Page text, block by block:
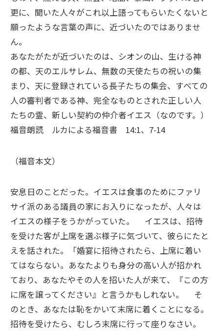
更に、聞いた人々がこれ以上語ってもらいたくないと
願ったような言葉の声に、近づいたのではありませ
ん。
あなたがたが近づいたのは、シオンの山、生ける神
の都、天のエルサレム、無数の天使たちの祝いの集
まり、天に登録されている長子たちの集会、すべての
人の審判者である神、完全なものとされた正しい人
たちの霊、新しい契約の仲介者イエス（なのです。）
福音朗読 ルカによる福音書 14:1、7-14
（福音本文）
安息日のことだった。イエスは食事のためにファリ
サイ派のある議員の家にお入りになったが、人々は
イエスの様子をうかがっていた。 イエスは、招待
を受けた客が上席を選ぶ様子に気づいて、彼らにたと
えを話された。「婚宴に招待されたら、上席に着い
てはならない。あなたよりも身分の高い人が招かれ
ており、あなたやその人を招いた人が来て、『この方
に席を譲ってください』と言うかもしれない。 そ
のとき、あなたは恥をかいて末席に着くことになる。
招待を受けたら、むしろ末席に行って座りなさい。